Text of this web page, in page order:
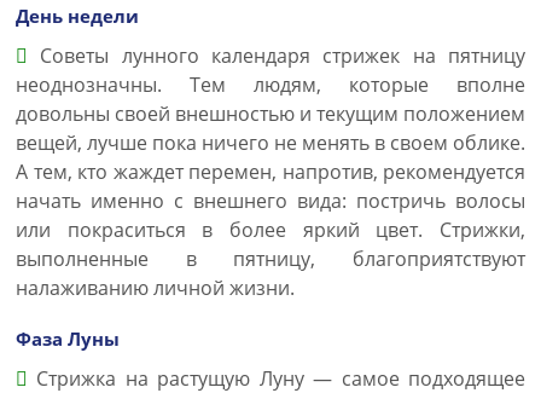
День недели
Советы лунного календаря стрижек на пятницу
неоднозначны. Тем людям, которые вполне
довольны своей внешностью и текущим положением
вещей, лучше пока ничего не менять в своем облике.
А тем, кто жаждет перемен, напротив, рекомендуется
начать именно с внешнего вида: постричь волосы
или покраситься в более яркий цвет. Стрижки,
выполненные в пятницу, благоприятствуют
налаживанию личной жизни.
Фаза Луны
Стрижка на растущую Луну — самое подходящее